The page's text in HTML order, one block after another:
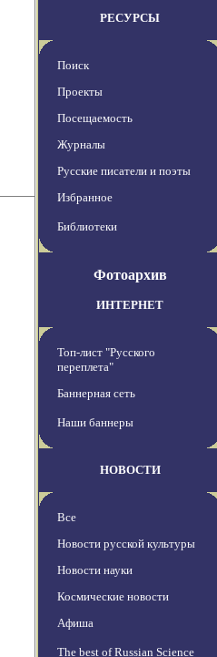
РЕСУРСЫ
Поиск
Проекты
Посещаемость
Журналы
Русские писатели и поэты
Избранное
Библиотеки
Фотоархив
ИНТЕРНЕТ
Топ-лист "Русского
переплета"
Баннерная сеть
Наши баннеры
НОВОСТИ
Все
Новости русской культуры
Новости науки
Космические новости
Афиша
The best of Russian Science